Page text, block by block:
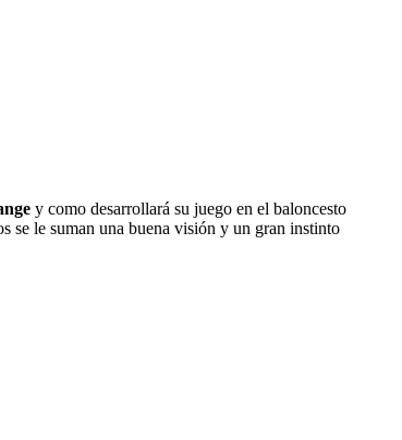
y como desarrollará su juego en el baloncesto
se le suman una buena visión y un gran instinto